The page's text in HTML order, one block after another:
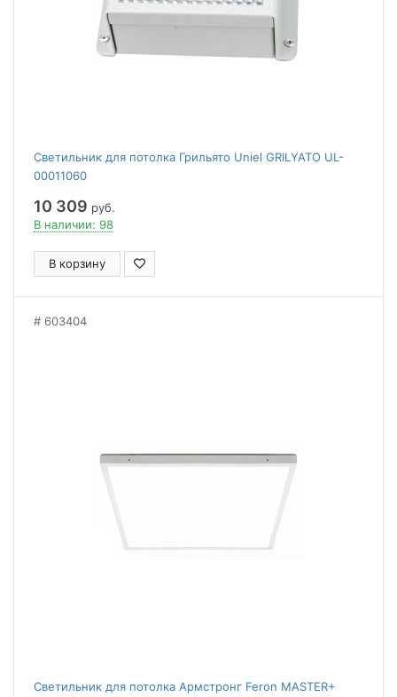
Светильник для потолка Грильято Uniel GRILYATO UL-
00011060
10 309 руб.
В наличии: 98
В корзину
603404
Светильник для потолка Армстронг Feron MASTER+